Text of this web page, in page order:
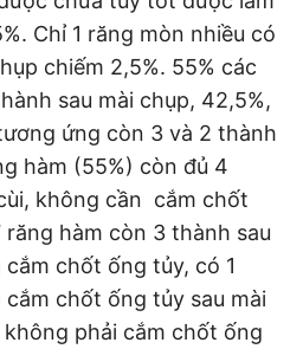
Chỉ 1 răng mòn nhiều có
chiếm 2,5%. 55% các
sau mài chụp, 42,5%,
ứng còn 3 và 2 thành
hàm (55%) còn đủ 4
không cần cắm chốt
răng hàm còn 3 thành sau
chốt ống tủy, có 1
chốt ống tủy sau mài
phải cắm chốt ống